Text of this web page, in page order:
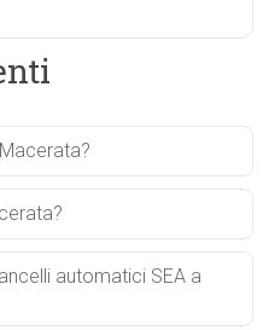
automatici SEA a